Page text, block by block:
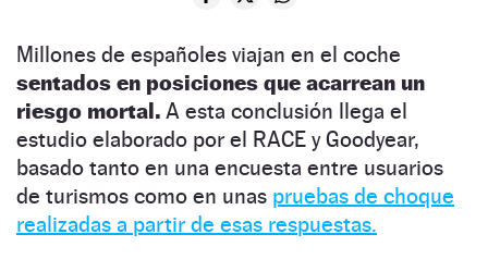
Millones de españoles viajan en el coche
sentados en posiciones que acarrean un
riesgo mortal. A esta conclusión llega el
estudio elaborado por el RACE y Goodyear,
basado tanto en una encuesta entre usuarios
de turismos como en unas pruebas de choque
realizadas a partir de esas respuestas.